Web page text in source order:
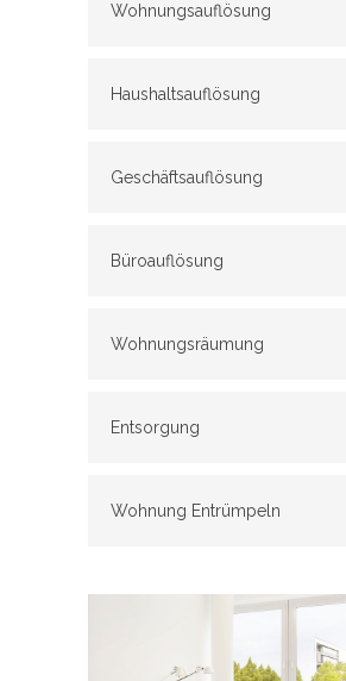
Wohnungsauflösung
Haushaltsauflösung
Geschäftsauflösung
Büroauflösung
Wohnungsräumung
Entsorgung
Wohnung Entrümpeln